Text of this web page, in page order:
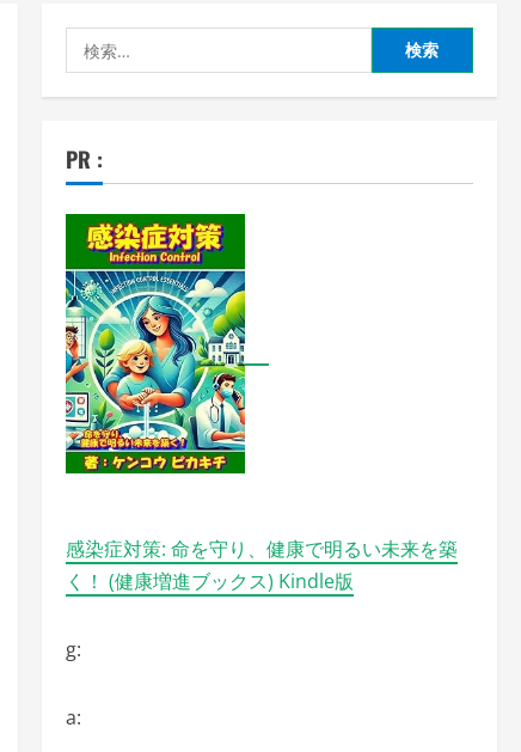
索:
PR :
感染症対策: 命を守り、健康で明るい未来を築
く！ (健康増進ブックス) Kindle版
g:
a: